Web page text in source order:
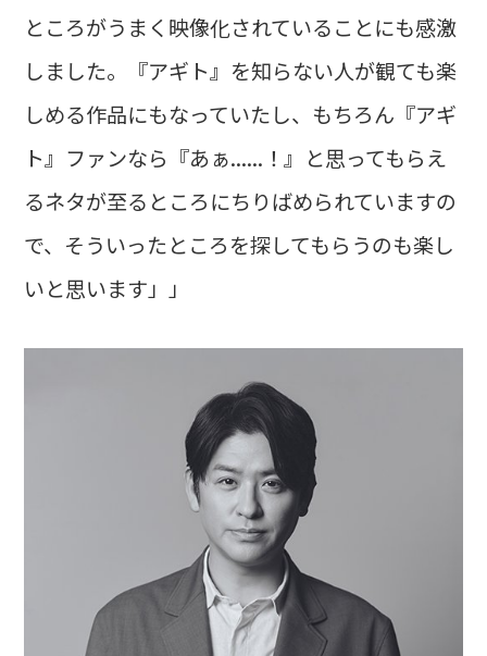
ところがうまく映像化されていることにも感激
しました。『アギト』を知らない人が観ても楽
しめる作品にもなっていたし、もちろん『アギ
ト』ファンなら『あぁ......！』と思ってもらえ
るネタが至るところにちりばめられていますの
で、そういったところを探してもらうのも楽し
いと思います」」